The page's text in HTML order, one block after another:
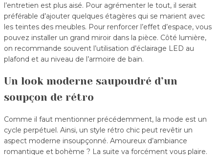
l’entretien est plus aisé. Pour agrémenter le tout, il serait
préférable d’ajouter quelques étagères qui se marient avec
les teintes des meubles. Pour renforcer l’effet d’espace, vous
pouvez installer un grand miroir dans la pièce. Côté lumière,
on recommande souvent l’utilisation d’éclairage LED au
plafond et au niveau de l’armoire de bain.
Un look moderne saupoudré d’un
soupçon de rétro
Comme il faut mentionner précédemment, la mode est un
cycle perpétuel. Ainsi, un style rétro chic peut revêtir un
aspect moderne insoupçonné. Amoureux d’ambiance
romantique et bohème ? La suite va forcément vous plaire.